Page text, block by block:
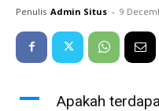
Penulis Admin Situs - 9
A
Apakah